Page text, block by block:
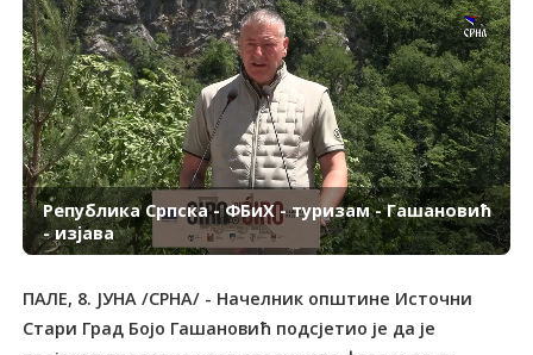
Република Српска - ФБиХ - туризам - Гашановић
- изјава
ПАЛЕ, 8. ЈУНА /СРНА/ - Начелник општине Источни
Стари Град Бојо Гашановић подсјетио је да је